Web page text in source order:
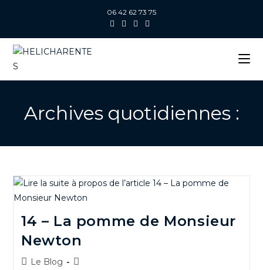
06 42 62 73 75
Archives quotidiennes :
14 – La pomme de Monsieur
Newton
Le Blog